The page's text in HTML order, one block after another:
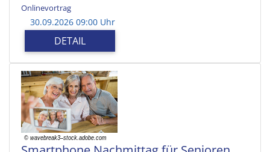
Onlinevortrag
30.09.2026 09:00 Uhr
DETAIL